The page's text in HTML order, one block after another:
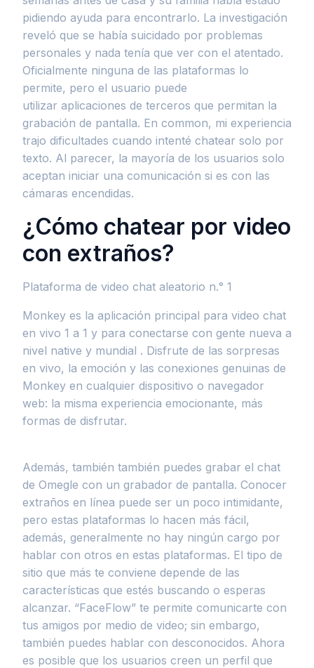
pidiendo ayuda para encontrarlo. La investigación
reveló que se había suicidado por problemas
personales y nada tenía que ver con el atentado.
Oficialmente ninguna de las plataformas lo
permite, pero el usuario puede
utilizar aplicaciones de terceros que permitan la
grabación de pantalla. En common, mi experiencia
trajo dificultades cuando intenté chatear solo por
texto. Al parecer, la mayoría de los usuarios solo
aceptan iniciar una comunicación si es con las
cámaras encendidas.
¿Cómo chatear por video
con extraños?
Plataforma de video chat aleatorio n.° 1
Monkey es la aplicación principal para video chat
en vivo 1 a 1 y para conectarse con gente nueva a
nivel native y mundial . Disfrute de las sorpresas
en vivo, la emoción y las conexiones genuinas de
Monkey en cualquier dispositivo o navegador
web: la misma experiencia emocionante, más
formas de disfrutar.
Además, también también puedes grabar el chat
de Omegle con un grabador de pantalla. Conocer
extraños en línea puede ser un poco intimidante,
pero estas plataformas lo hacen más fácil,
además, generalmente no hay ningún cargo por
hablar con otros en estas plataformas. El tipo de
sitio que más te conviene depende de las
características que estés buscando o esperas
alcanzar. “FaceFlow” te permite comunicarte con
tus amigos por medio de video; sin embargo,
también puedes hablar con desconocidos. Ahora
es posible que los usuarios creen un perfil que